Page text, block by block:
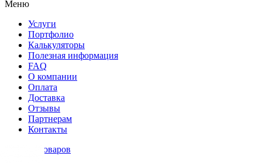
Меню
Услуги
Портфолио
Калькуляторы
Полезная информация
FAQ
О компании
Оплата
Доставка
Отзывы
Партнерам
Контакты
Каталог товаров